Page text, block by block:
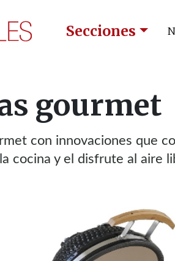
Secciones
gourmet
con innovaciones que
cocina y el disfrute al aire